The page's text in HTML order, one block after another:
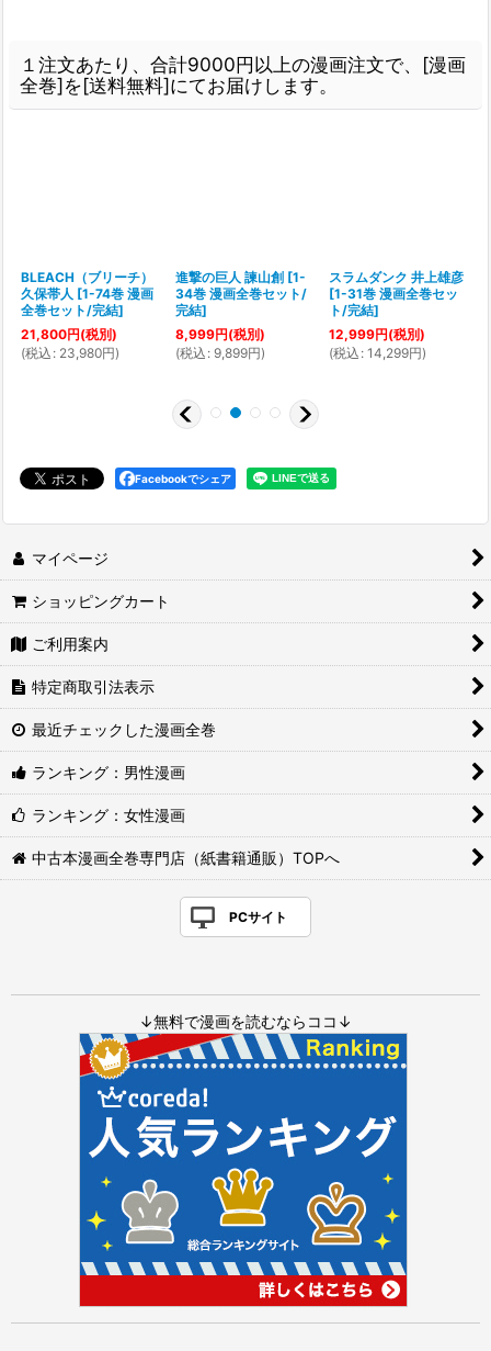
１注文あたり、合計9000円以上の漫画注文で、[漫画
全巻]を[送料無料]にてお届けします。
BLEACH（ブリーチ）
久保帯人 [1-74巻 漫画
全巻セット/完結]
21,800円(税別)
(税込 : 23,980円)
進撃の巨人 諫山創 [1-
34巻 漫画全巻セット/
完結]
8,999円(税別)
(税込 : 9,899円)
スラムダンク 井上雄彦
[1-31巻 漫画全巻セッ
ト/完結]
12,999円(税別)
(税込 : 14,299円)
Facebookでシェア
マイページ
ショッピングカート
ご利用案内
特定商取引法表示
最近チェックした漫画全巻
ランキング：男性漫画
ランキング：女性漫画
中古本漫画全巻専門店（紙書籍通販）TOPへ
PCサイト
↓無料で漫画を読むならココ↓